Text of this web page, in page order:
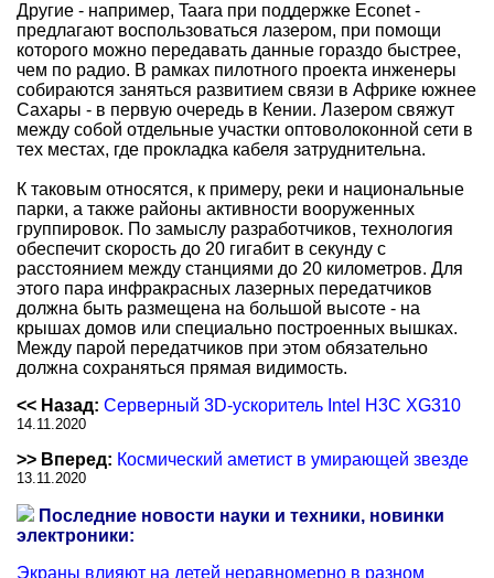
Другие - например, Taara при поддержке Econet -
предлагают воспользоваться лазером, при помощи
которого можно передавать данные гораздо быстрее,
чем по радио. В рамках пилотного проекта инженеры
собираются заняться развитием связи в Африке южнее
Сахары - в первую очередь в Кении. Лазером свяжут
между собой отдельные участки оптоволоконной сети в
тех местах, где прокладка кабеля затруднительна.
К таковым относятся, к примеру, реки и национальные
парки, а также районы активности вооруженных
группировок. По замыслу разработчиков, технология
обеспечит скорость до 20 гигабит в секунду с
расстоянием между станциями до 20 километров. Для
этого пара инфракрасных лазерных передатчиков
должна быть размещена на большой высоте - на
крышах домов или специально построенных вышках.
Между парой передатчиков при этом обязательно
должна сохраняться прямая видимость.
<< Назад: Серверный 3D-ускоритель Intel H3C XG310
14.11.2020
>> Вперед: Космический аметист в умирающей звезде
13.11.2020
Последние новости науки и техники, новинки
электроники:
Экраны влияют на детей неравномерно в разном